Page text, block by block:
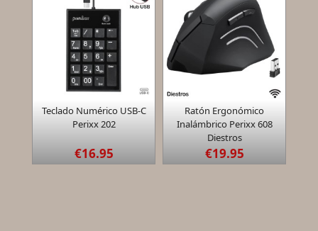
Quick view
Teclado Numérico USB-C
Perixx 202
€16.95
Quick view
Ratón Ergonómico
Inalámbrico Perixx 608
Diestros
€19.95